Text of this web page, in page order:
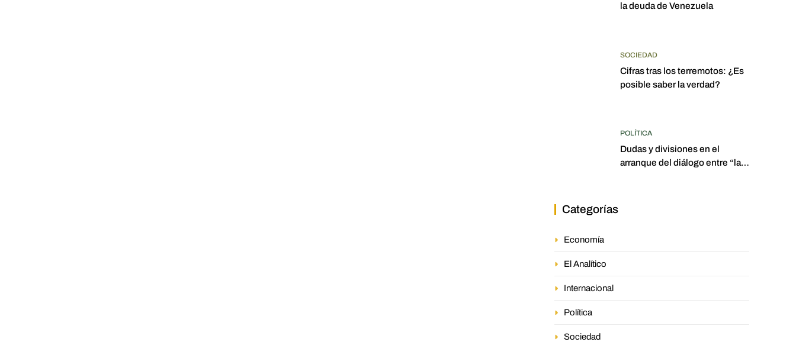
la deuda de Venezuela
SOCIEDAD
Cifras tras los terremotos: ¿Es
posible saber la verdad?
POLÍTICA
Dudas y divisiones en el
arranque del diálogo entre “las
Categorías
Economía
El Analítico
Internacional
Política
Sociedad